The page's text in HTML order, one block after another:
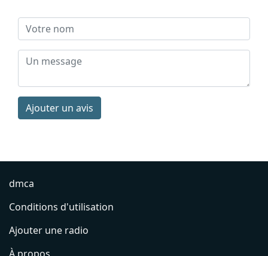
Ajouter un avis
dmca
Conditions d'utilisation
Ajouter une radio
À propos